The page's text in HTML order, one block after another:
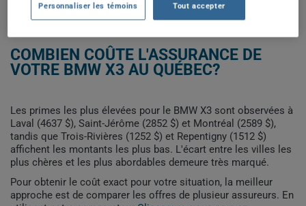
OBTENEZ UNE ASSURANCE À BAS PRIX POUR VOTRE BMW X3
COMBIEN COÛTE L'ASSURANCE DE
VOTRE BMW X3 AU QUÉBEC?
Les primes les plus élevées pour le BMW X3 sont observées à
Laval (4637 $), Saint-Jérôme (2852 $) et Montréal (2589 $),
tandis que Trois-Rivières (1252 $) et Repentigny (1512 $)
affichent les montants les plus bas. L'écart entre les villes les
plus chères et les plus abordables demeure très marqué.
Pour obtenir le coût exact pour votre situation, la meilleur
approche est de comparer les offres de plusieur assureurs. En
Personnaliser les témoins Tout accepter